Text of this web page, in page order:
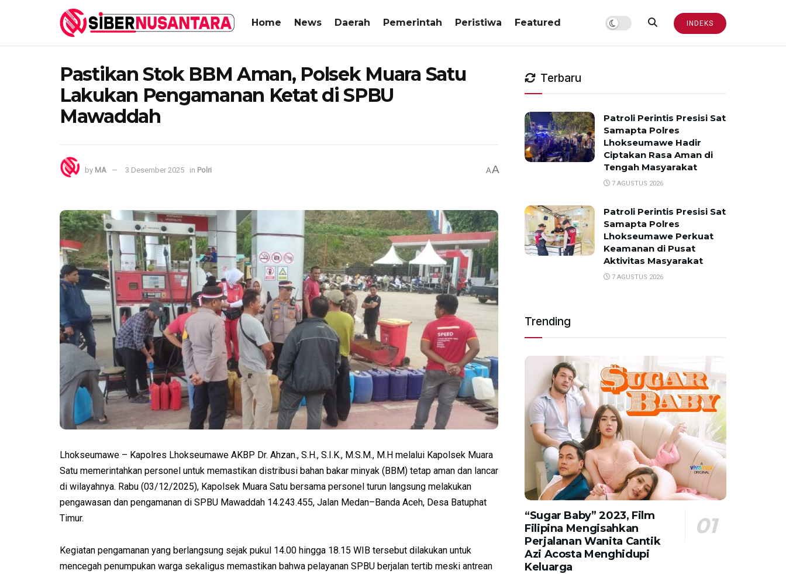
Home News Daerah Pemerintah Peristiwa Featured INDEKS
Pastikan Stok BBM Aman, Polsek Muara Satu
Lakukan Pengamanan Ketat di SPBU
Mawaddah
by MA 3 Desember 2025 in Polri AA
Lhokseumawe – Kapolres Lhokseumawe AKBP Dr. Ahzan., S.H., S.I.K., M.S.M., M.H melalui Kapolsek Muara
Satu memerintahkan personel untuk memastikan distribusi bahan bakar minyak (BBM) tetap aman dan lancar
di wilayahnya. Rabu (03/12/2025), Kapolsek Muara Satu bersama personel turun langsung melakukan
pengawasan dan pengamanan di SPBU Mawaddah 14.243.455, Jalan Medan–Banda Aceh, Desa Batuphat
Timur.
Kegiatan pengamanan yang berlangsung sejak pukul 14.00 hingga 18.15 WIB tersebut dilakukan untuk
mencegah penumpukan warga sekaligus memastikan bahwa pelayanan SPBU berjalan tertib meski antrean
Terbaru
Patroli Perintis Presisi Sat
Samapta Polres
Lhokseumawe Hadir
Ciptakan Rasa Aman di
Tengah Masyarakat
7 AGUSTUS 2026
Patroli Perintis Presisi Sat
Samapta Polres
Lhokseumawe Perkuat
Keamanan di Pusat
Aktivitas Masyarakat
7 AGUSTUS 2026
Trending
“Sugar Baby” 2023, Film
Filipina Mengisahkan
Perjalanan Wanita Cantik
Azi Acosta Menghidupi
Keluarga